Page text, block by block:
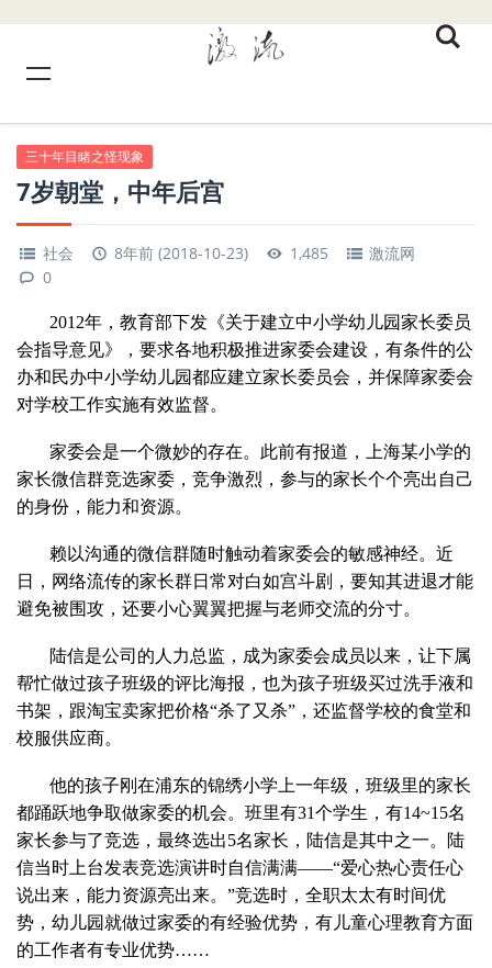
三十年目睹之怪现象
7岁朝堂，中年后宫
社会 8年前 (2018-10-23) 1,485
激流网
0
2012年，教育部下发《关于建立中小学幼儿园家长委员
会指导意见》，要求各地积极推进家委会建设，有条件的公
办和民办中小学幼儿园都应建立家长委员会，并保障家委会
对学校工作实施有效监督。
家委会是一个微妙的存在。此前有报道，上海某小学的
家长微信群竞选家委，竞争激烈，参与的家长个个亮出自己
的身份，能力和资源。
赖以沟通的微信群随时触动着家委会的敏感神经。近
日，网络流传的家长群日常对白如宫斗剧，要知其进退才能
避免被围攻，还要小心翼翼把握与老师交流的分寸。
陆信是公司的人力总监，成为家委会成员以来，让下属
帮忙做过孩子班级的评比海报，也为孩子班级买过洗手液和
书架，跟淘宝卖家把价格“杀了又杀”，还监督学校的食堂和
校服供应商。
他的孩子刚在浦东的锦绣小学上一年级，班级里的家长
都踊跃地争取做家委的机会。班里有31个学生，有14~15名
家长参与了竞选，最终选出5名家长，陆信是其中之一。陆
信当时上台发表竞选演讲时自信满满——“爱心热心责任心
说出来，能力资源亮出来。”竞选时，全职太太有时间优
势，幼儿园就做过家委的有经验优势，有儿童心理教育方面
的工作者有专业优势……